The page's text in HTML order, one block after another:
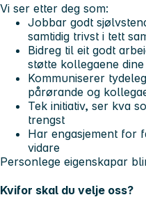
Vi ser etter deg som:
Jobbar godt
samtidig trivst i tett
Bidreg til eit godt
støtte kollegaene dine
Kommuniserer
pårørande og
Tek initiativ, ser kva
trengst
Har engasjement for
vidare
Personlege eigenskapar
Kvifor skal du velje oss?